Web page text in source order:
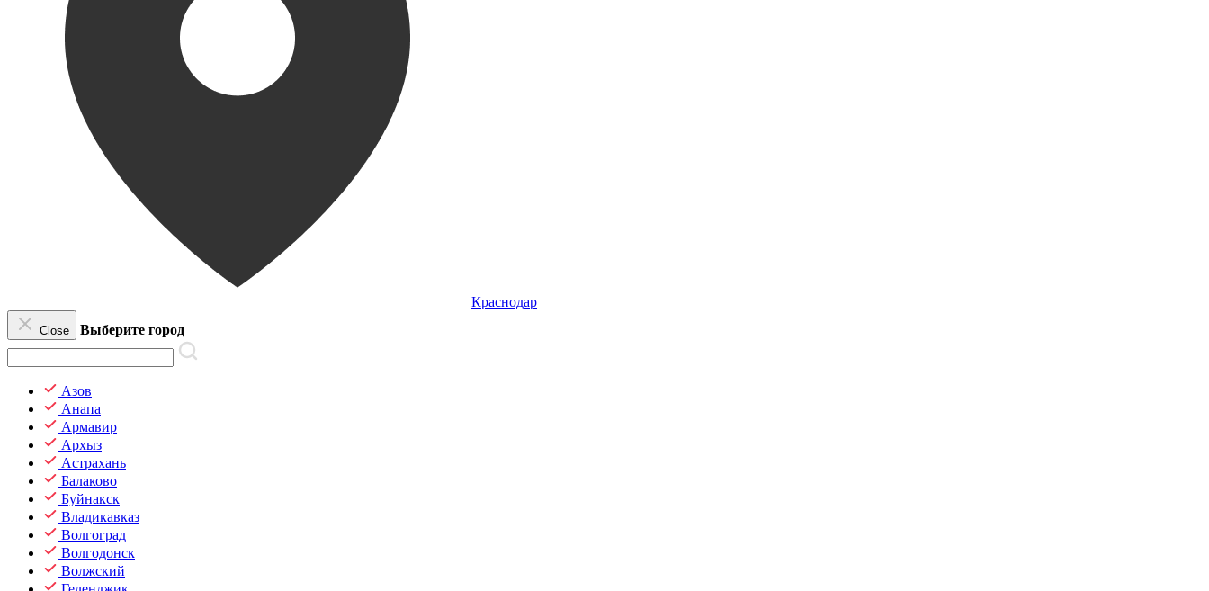
Краснодар
Close Выберите город
Азов
Анапа
Армавир
Архыз
Астрахань
Балаково
Буйнакск
Владикавказ
Волгоград
Волгодонск
Волжский